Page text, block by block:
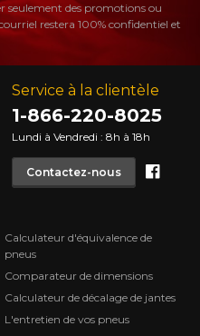
Service à la clientèle
1-866-220-8025
Lundi à Vendredi : 8h à 18h
Contactez-nous
Calculateur d'équivalence de
pneus
Comparateur de dimensions
Calculateur de décalage de jantes
L'entretien de vos pneus
seulement des promotions ou
restera 100% confidentiel et